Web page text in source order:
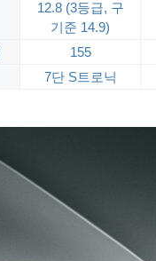
12.8 (3등급, 구
기준 14.9)
155
7단S트로닉